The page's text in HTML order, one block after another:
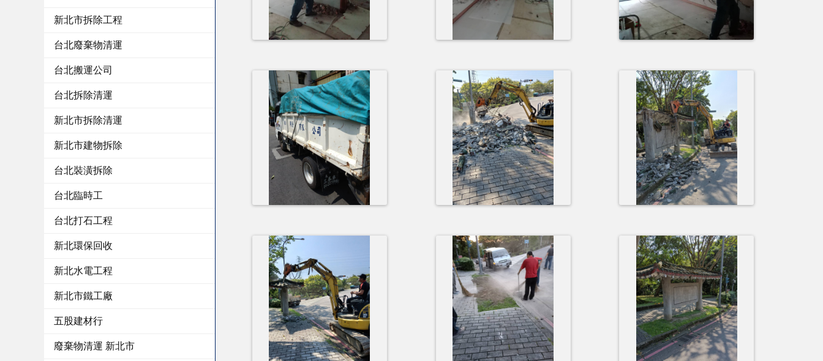
新北市拆除工程
台北廢棄物清運
台北搬運公司
台北拆除清運
新北市拆除清運
新北市建物拆除
台北裝潢拆除
台北臨時工
台北打石工程
新北環保回收
新北水電工程
新北市鐵工廠
五股建材行
廢棄物清運 新北市